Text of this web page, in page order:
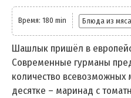
Время: 180 min Блюда из мяса
Шашлык пришёл в
Современные гурманы
количество всевозможных
десятке – маринад с